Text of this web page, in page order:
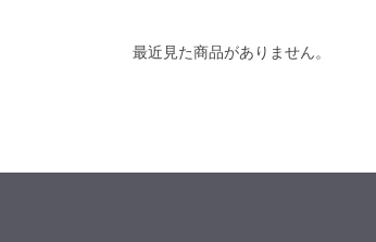
最近見た商品がありません。